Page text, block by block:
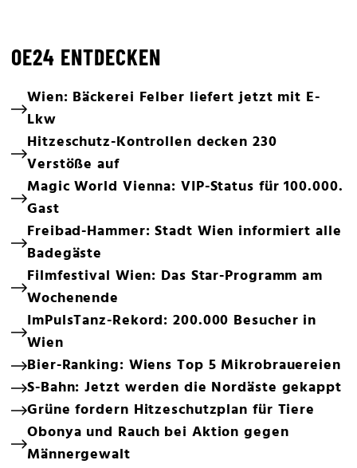
OE24 ENTDECKEN
Wien: Bäckerei Felber liefert jetzt mit E-
Lkw
Hitzeschutz-Kontrollen decken 230
Verstöße auf
Magic World Vienna: VIP-Status für 100.000.
Gast
Freibad-Hammer: Stadt Wien informiert alle
Badegäste
Filmfestival Wien: Das Star-Programm am
Wochenende
ImPulsTanz-Rekord: 200.000 Besucher in
Wien
Bier-Ranking: Wiens Top 5 Mikrobrauereien
S-Bahn: Jetzt werden die Nordäste gekappt
Grüne fordern Hitzeschutzplan für Tiere
Obonya und Rauch bei Aktion gegen
Männergewalt